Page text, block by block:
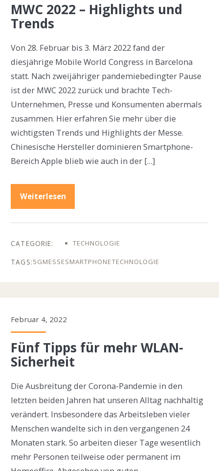
MWC 2022 – Highlights und
Trends
Von 28. Februar bis 3. März 2022 fand der
diesjährige Mobile World Congress in Barcelona
statt. Nach zweijähriger pandemiebedingter Pause
ist der MWC 2022 zurück und brachte Tech-
Unternehmen, Presse und Konsumenten abermals
zusammen. Hier erfahren Sie mehr über die
wichtigsten Trends und Highlights der Messe.
Chinesische Hersteller dominieren Smartphone-
Bereich Apple blieb wie auch in der […]
Weiterlesen
TECHNOLOGIE
5GMESSESMARTPHONETECHNOLOGIE
Februar 4, 2022
Fünf Tipps für mehr WLAN-
Sicherheit
Die Ausbreitung der Corona-Pandemie in den
letzten beiden Jahren hat unseren Alltag nachhaltig
verändert. Insbesondere das Arbeitsleben vieler
Menschen wandelte sich in den vergangenen 24
Monaten stark. So arbeiten dieser Tage wesentlich
mehr Personen teilweise oder permanent im